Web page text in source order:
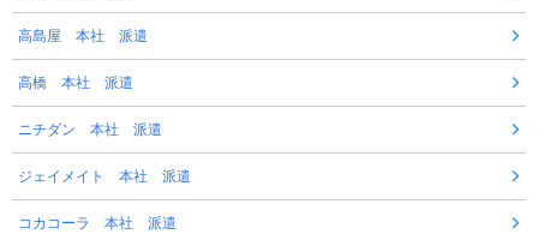
高島屋 本社 派遣
高橋 本社 派遣
ニチダン 本社 派遣
ジェイメイト 本社 派遣
コカコーラ 本社 派遣